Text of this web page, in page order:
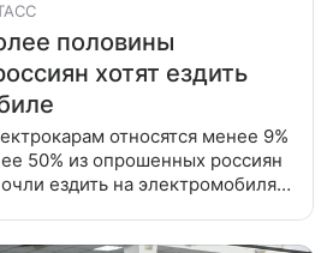
половины
хотят ездить
относятся менее 9%
50% из опрошенных россиян
ездить на электромобилях.